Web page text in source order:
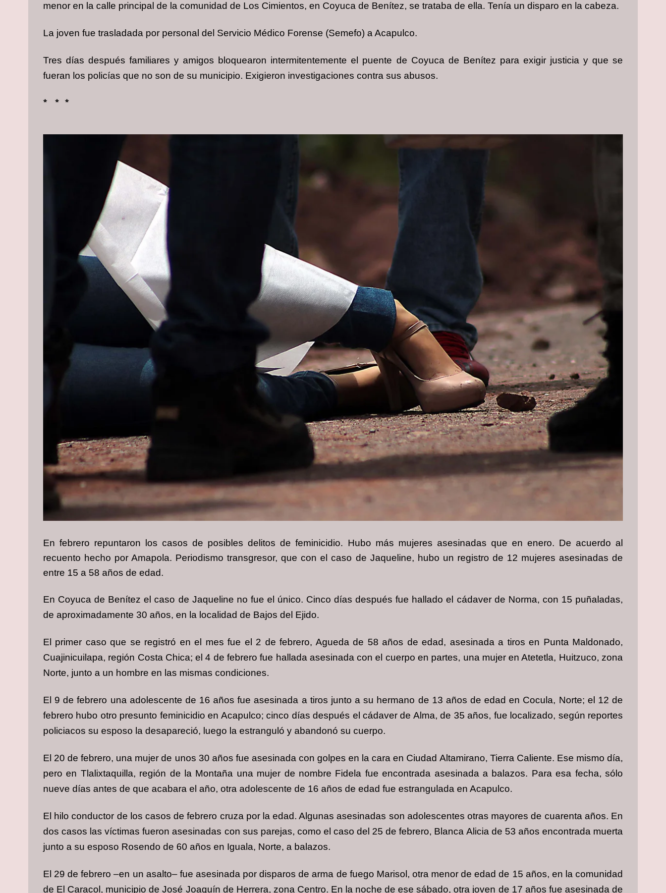
menor en la calle principal de la comunidad de Los Cimientos, en Coyuca de Benítez, se trataba de ella. Tenía un disparo en la cabeza.
La joven fue trasladada por personal del Servicio Médico Forense (Semefo) a Acapulco.
Tres días después familiares y amigos bloquearon intermitentemente el puente de Coyuca de Benítez para exigir justicia y que se
fueran los policías que no son de su municipio. Exigieron investigaciones contra sus abusos.
* * *
En febrero repuntaron los casos de posibles delitos de feminicidio. Hubo más mujeres asesinadas que en enero. De acuerdo al
recuento hecho por Amapola. Periodismotransgresor, que con el caso de Jaqueline, hubo un registro de 12 mujeres asesinadas de
entre 15 a 58 años de edad.
En Coyuca de Benítez el caso de Jaqueline no fue el único. Cinco días después fue hallado el cádaver de Norma, con 15 puñaladas,
de aproximadamente 30 años, en la localidad de Bajos del Ejido.
El primer caso que se registró en el mes fue el 2 de febrero, Agueda de 58 años de edad, asesinada a tiros en Punta Maldonado,
Cuajinicuilapa, región Costa Chica; el 4 de febrero fue hallada asesinada con el cuerpo en partes, una mujer en Atetetla, Huitzuco, zona
Norte, junto a un hombre en las mismas condiciones.
El 9 de febrero una adolescente de 16 años fue asesinada a tiros junto a su hermano de 13 años de edad en Cocula, Norte; el 12 de
febrero hubo otro presunto feminicidio en Acapulco; cinco días después el cádaver de Alma, de 35 años, fue localizado, según reportes
policiacos su esposo la desapareció, luego la estranguló y abandonó su cuerpo.
El 20 de febrero, una mujer de unos 30 años fue asesinada con golpes en la cara en Ciudad Altamirano, Tierra Caliente. Ese mismo día,
pero en Tlalixtaquilla, región de la Montaña una mujer de nombre Fidela fue encontrada asesinada a balazos. Para esa fecha, sólo
nueve días antes de que acabara el año, otra adolescente de 16 años de edad fue estrangulada en Acapulco.
El hilo conductor de los casos de febrero cruza por la edad. Algunas asesinadas son adolescentes otras mayores de cuarenta años. En
dos casos las víctimas fueron asesinadas con sus parejas, como el caso del 25 de febrero, Blanca Alicia de 53 años encontrada muerta
junto a su esposo Rosendo de 60 años en Iguala, Norte, a balazos.
El 29 de febrero –en un asalto– fue asesinada por disparos de arma de fuego Marisol, otra menor de edad de 15 años, en la comunidad
de El Caracol, municipio de José Joaquín de Herrera, zona Centro. En la noche de ese sábado, otra joven de 17 años fue asesinada de